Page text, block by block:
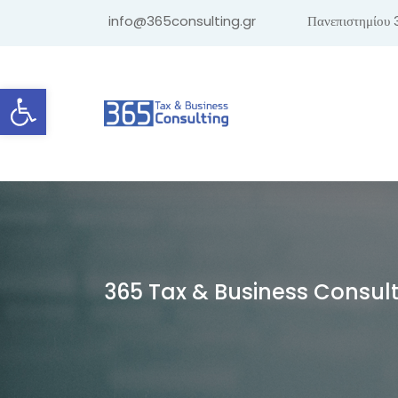
Ανοίξτε τη γραμμή εργαλείων
info@365consulting.gr
365 Tax & Business